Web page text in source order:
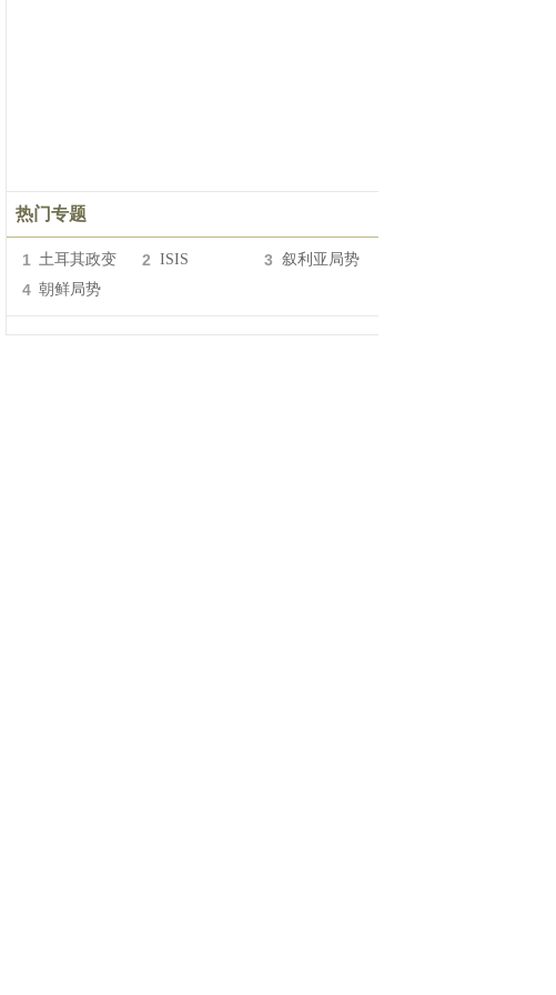
热门专题
1 土耳其政变 2 ISIS 3 叙利亚局势
4 朝鲜局势